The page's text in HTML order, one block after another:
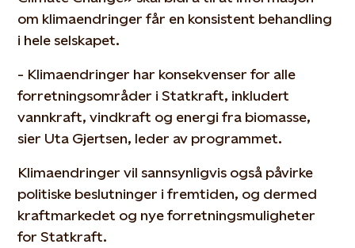
om klimaendringer får en konsistent behandling
i hele selskapet.
- Klimaendringer har konsekvenser for alle
forretningsområder i Statkraft, inkludert
vannkraft, vindkraft og energi fra biomasse,
sier Uta Gjertsen, leder av programmet.
Klimaendringer vil sannsynligvis også påvirke
politiske beslutninger i fremtiden, og dermed
kraftmarkedet og nye forretningsmuligheter
for Statkraft.